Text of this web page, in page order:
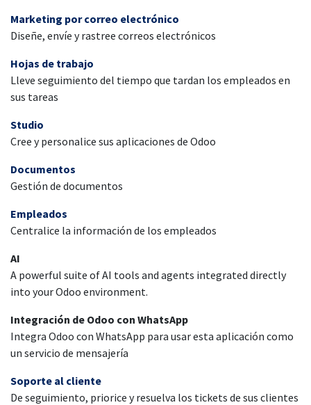
Marketing por correo electrónico
Diseñe, envíe y rastree correos electrónicos
Hojas de trabajo
Lleve seguimiento del tiempo que tardan los empleados en
sus tareas
Studio
Cree y personalice sus aplicaciones de Odoo
Documentos
Gestión de documentos
Empleados
Centralice la información de los empleados
AI
A powerful suite of AI tools and agents integrated directly
into your Odoo environment.
Integración de Odoo con WhatsApp
Integra Odoo con WhatsApp para usar esta aplicación como
un servicio de mensajería
Soporte al cliente
De seguimiento, priorice y resuelva los tickets de sus clientes